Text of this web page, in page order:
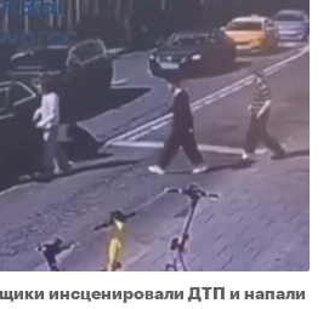
инсценировали ДТП и напали